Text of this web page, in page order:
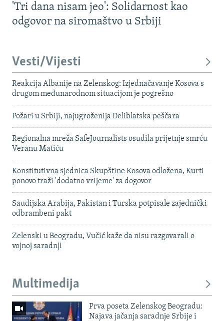
'Tri dana nisam jeo': Solidarnost kao
odgovor na siromaštvo u Srbiji
Vesti/Vijesti
Reakcija Albanije na Zelenskog: Izjednačavanje Kosova s ​​
drugom međunarodnom situacijom je pogrešno
Požari u Srbiji, najugroženija Deliblatska peščara
Regionalna mreža SafeJournalists osudila prijetnje smrću
Veranu Matiću
Konstitutivna sjednica Skupštine Kosova odložena, Kurti
ponovo traži 'dodatno vrijeme' za dogovor
Saudijska Arabija, Pakistan i Turska potpisale zajednički
odbrambeni pakt
Zelenski u Beogradu, Vučić kaže da nisu razgovarali o
vojnoj saradnji
Multimedija
Prva poseta Zelenskog Beogradu:
Najava jačanja saradnje Srbije i